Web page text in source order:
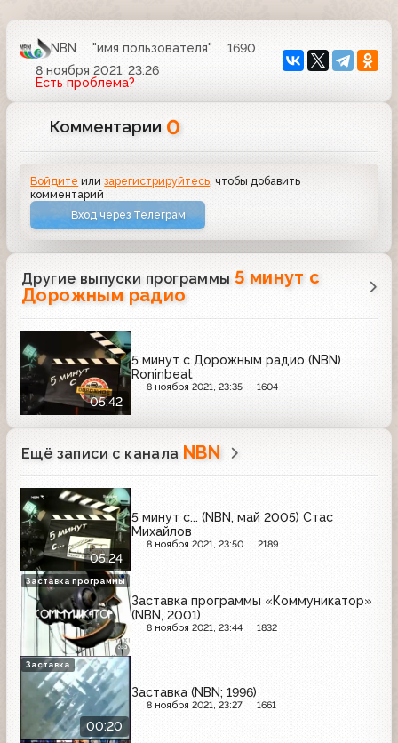
NBN "имя пользователя"
1690
8 ноября 2021, 23:26
Есть проблема?
Комментарии 0
Войдите илизарегистрируйтесь , чтобы добавить
комментарий
Вход через Телеграм
Другие выпуски программы 5 минут с
Дорожным радио
05:42
5 минут с Дорожным радио (NBN)
Roninbeat
8 ноября 2021, 23:35 1604
Ещё записи с канала NBN
05:24
5 минут с... (NBN, май 2005) Стас
Михайлов
8 ноября 2021, 23:50 2189
Заставка программы «Коммуникатор»
(NBN, 2001)
8 ноября 2021, 23:44 1832
Заставка программы
00:20
Заставка (NBN; 1996)
8 ноября 2021, 23:27 1661
Заставка